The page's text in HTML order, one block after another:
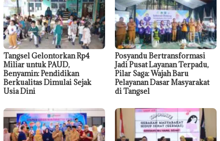
Tangsel Gelontorkan Rp4
Miliar untuk PAUD,
Benyamin: Pendidikan
Berkualitas Dimulai Sejak
Usia Dini
Posyandu Bertransformasi
Jadi Pusat Layanan Terpadu,
Pilar Saga: Wajah Baru
Pelayanan Dasar Masyarakat
di Tangsel